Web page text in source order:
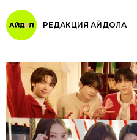
РЕДАКЦИЯ АЙДОЛА